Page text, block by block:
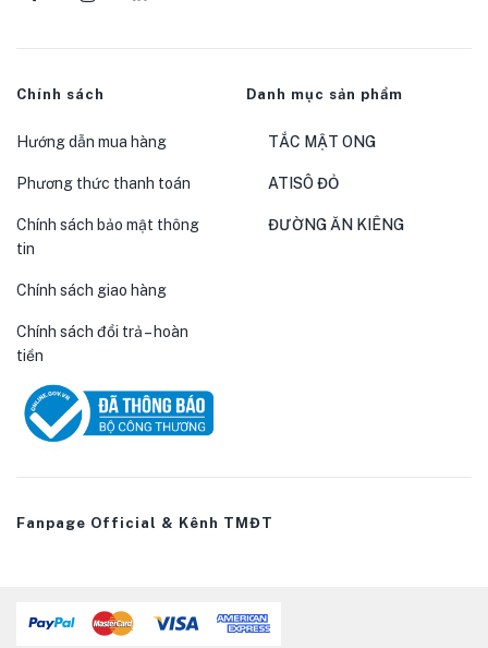
Chính sách
Hướng dẫn mua hàng
Phương thức thanh toán
Chính sách bảo mật thông
tin
Chính sách giao hàng
Chính sách đổi trả – hoàn
tiền
Danh mục sản phẩm
TẮC MẬT ONG
ATISÔ ĐỎ
ĐƯỜNG ĂN KIÊNG
Fanpage Official & Kênh TMĐT